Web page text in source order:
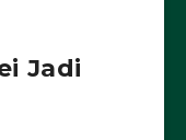
Jadi